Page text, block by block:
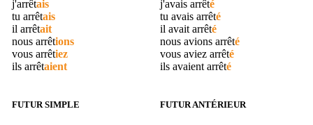
j'arrêtais
tu arrêtais
il arrêtait
nous arrêtions
vous arrêtiez
ils arrêtaient
j'avais arrêté
tu avais arrêté
il avait arrêté
nous avions arrêté
vous aviez arrêté
ils avaient arrêté
FUTUR SIMPLE FUTUR ANTÉRIEUR